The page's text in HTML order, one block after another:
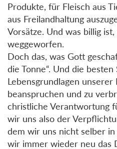
Produkte, für Fleisch aus
aus Freilandhaltung
Vorsätze. Und was billig
weggeworfen.
Doch das, was Gott
die Tonne“. Und die
Lebensgrundlagen unserer
beanspruchen und zu
christliche Verantwortung
wir uns also der
dem wir uns nicht selber in
wir immer wieder neu das